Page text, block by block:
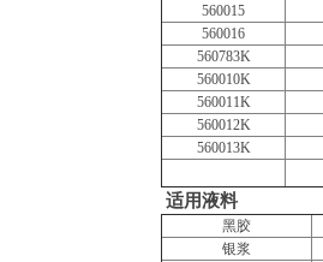
560015
560016
560783K
560010K
560011K
560012K
560013K
适用液料
黑胶
银浆